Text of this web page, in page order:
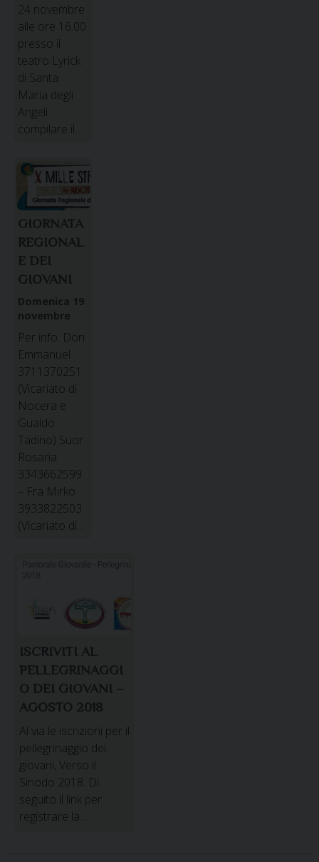
24 novembre
alle ore 16.00
presso il
teatro Lyrick
di Santa
Maria degli
Angeli
compilare il…
GIORNATA
REGIONAL
E DEI
GIOVANI
Domenica 19
novembre
Per info: Don
Emmanuel
3711370251
(Vicariato di
Nocera e
Gualdo
Tadino) Suor
Rosaria
3343662599
– Fra Mirko
3933822503
(Vicariato di…
ISCRIVITI AL
PELLEGRINAGGI
O DEI GIOVANI –
AGOSTO 2018
Al via le iscrizioni per il
pellegrinaggio dei
giovani, Verso il
Sinodo 2018. Di
seguito il link per
registrare la…